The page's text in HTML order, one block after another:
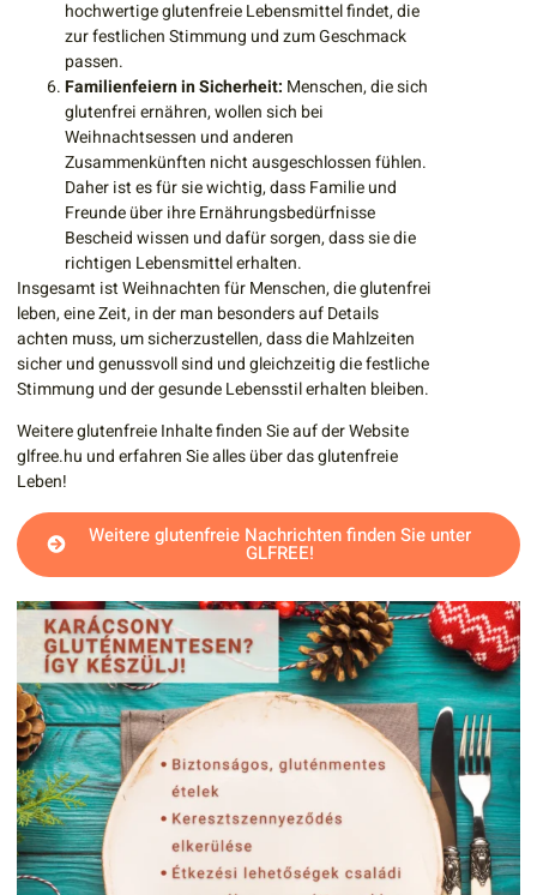
hochwertige glutenfreie Lebensmittel findet, die
zur festlichen Stimmung und zum Geschmack
passen.
Familienfeiern in Sicherheit: Menschen, die sich
glutenfrei ernähren, wollen sich bei
Weihnachtsessen und anderen
Zusammenkünften nicht ausgeschlossen fühlen.
Daher ist es für sie wichtig, dass Familie und
Freunde über ihre Ernährungsbedürfnisse
Bescheid wissen und dafür sorgen, dass sie die
richtigen Lebensmittel erhalten.
Insgesamt ist Weihnachten für Menschen, die glutenfrei
leben, eine Zeit, in der man besonders auf Details
achten muss, um sicherzustellen, dass die Mahlzeiten
sicher und genussvoll sind und gleichzeitig die festliche
Stimmung und der gesunde Lebensstil erhalten bleiben.
Weitere glutenfreie Inhalte finden Sie auf der Website
glfree.hu und erfahren Sie alles über das glutenfreie
Leben!
Weitere glutenfreie Nachrichten finden Sie unter
GLFREE!